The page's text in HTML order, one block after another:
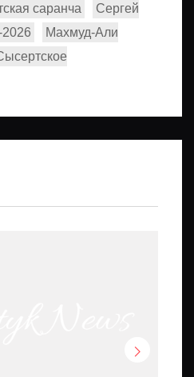
саранча
Сергей
Махмуд-Али